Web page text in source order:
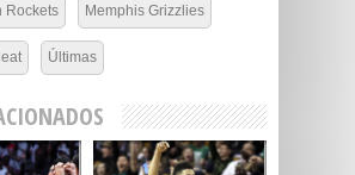
Rockets Memphis Grizzlies
Últimas